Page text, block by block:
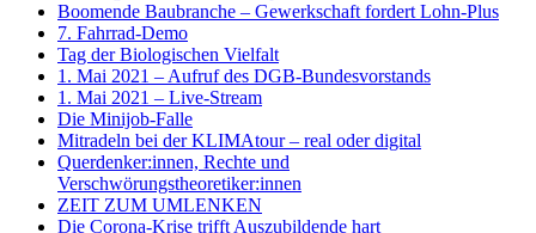
Boomende Baubranche – Gewerkschaft fordert Lohn-Plus
7. Fahrrad-Demo
Tag der Biologischen Vielfalt
1. Mai 2021 – Aufruf des DGB-Bundesvorstands
1. Mai 2021 – Live-Stream
Die Minijob-Falle
Mitradeln bei der KLIMAtour – real oder digital
Querdenker:innen, Rechte und
Verschwörungstheoretiker:innen
ZEIT ZUM UMLENKEN
Die Corona-Krise trifft Auszubildende hart